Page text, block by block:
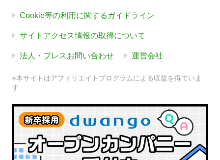
Cookie等の利用に関するガイドライン
サイトアクセス情報の取得について
法人・プレスお問い合わせ 運営会社
※本サイトはアフィリエイトプログラムによる収益を得ていま
す